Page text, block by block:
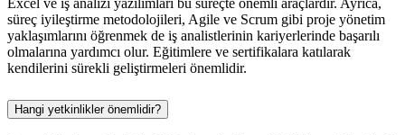
süreç iyileştirme metodolojileri, Agile ve Scrum gibi proje yönetim
yaklaşımlarını öğrenmek de iş analistlerinin kariyerlerinde başarılı
olmalarına yardımcı olur. Eğitimlere ve sertifikalara katılarak
kendilerini sürekli geliştirmeleri önemlidir.
Hangi yetkinlikler önemlidir?